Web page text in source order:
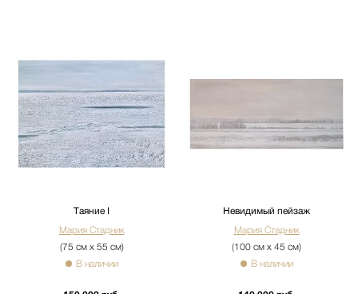
Таяние I
Мария Стадник
(75 см х 55 см)
В наличии
Невидимый пейзаж
Мария Стадник
(100 см х 45 см)
В наличии